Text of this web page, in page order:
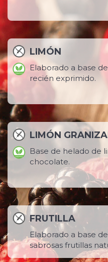
LIMÓN
Elaborado a base
recién exprimido.
LIMÓN
Base de helado de
chocolate.
FRUTILLA
Elaborado a base
sabrosas frutillas